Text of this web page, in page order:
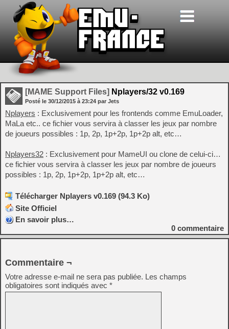
[MAME Support Files] Nplayers/32 v0.169
Posté le 30/12/2015 à 23:24 par Jets
Nplayers : Exclusivement pour les frontends comme EmuLoader,
MaLa etc.. ce fichier vous servira à classer les jeux par nombre
de joueurs possibles : 1p, 2p, 1p+2p, 1p+2p alt, etc…
Nplayers32 : Exclusivement pour MameUI ou clone de celui-ci…
ce fichier vous servira à classer les jeux par nombre de joueurs
possibles : 1p, 2p, 1p+2p, 1p+2p alt, etc…
Télécharger Nplayers v0.169 (94.3 Ko)
Site Officiel
En savoir plus…
0 commentaire
Commentaire ¬
Votre adresse e-mail ne sera pas publiée. Les champs
obligatoires sont indiqués avec *